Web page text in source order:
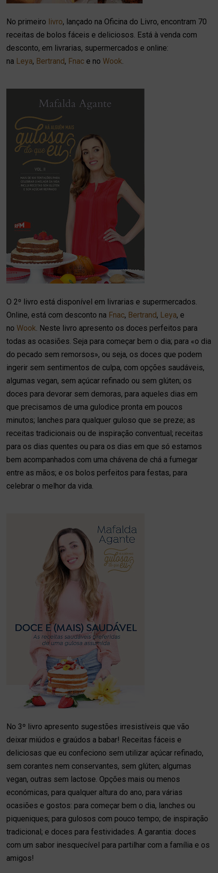
No primeiro livro, lançado na Oficina do Livro, encontram 70
receitas de bolos fáceis e deliciosos. Está à venda com
desconto, em livrarias, supermercados e online:
na Leya, Bertrand, Fnac e noWook
O 2º livro está disponível em livrarias e supermercados.
Online, está com desconto na Fnac, Bertrand, Leya, e
noWook . Neste livro apresento os doces perfeitos para
todas as ocasiões. Seja para começar bem o dia; para «o dia
do pecado sem remorsos», ou seja, os doces que podem
ingerir sem sentimentos de culpa, com opções saudáveis,
algumas vegan, sem açúcar refinado ou sem glúten; os
doces para devorar sem demoras, para aqueles dias em
que precisamos de uma gulodice pronta em poucos
minutos; lanches para qualquer guloso que se preze; as
receitas tradicionais ou de inspiração conventual; receitas
para os dias quentes ou para os dias em que só estamos
bem acompanhados com uma chávena de chá a fumegar
entre as mãos; e os bolos perfeitos para festas, para
celebrar o melhor da vida.
No 3º livro apresento sugestões irresistíveis que vão
deixar miúdos e graúdos a babar! Receitas fáceis e
deliciosas que eu confeciono sem utilizar açúcar refinado,
sem corantes nem conservantes, sem glúten; algumas
vegan, outras sem lactose. Opções mais ou menos
económicas, para qualquer altura do ano, para várias
ocasiões e gostos: para começar bem o dia, lanches ou
piqueniques; para gulosos com pouco tempo; de inspiração
tradicional; e doces para festividades. A garantia: doces
com um sabor inesquecível para partilhar com a família e os
amigos!